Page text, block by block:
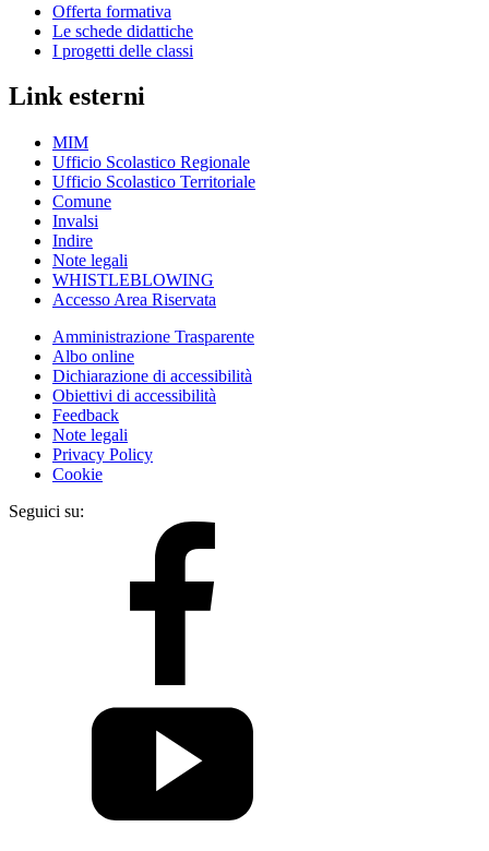
Offerta formativa
Le schede didattiche
I progetti delle classi
Link esterni
MIM
Ufficio Scolastico Regionale
Ufficio Scolastico Territoriale
Comune
Invalsi
Indire
Note legali
WHISTLEBLOWING
Accesso Area Riservata
Amministrazione Trasparente
Albo online
Dichiarazione di accessibilità
Obiettivi di accessibilità
Feedback
Note legali
Privacy Policy
Cookie
Seguici su: